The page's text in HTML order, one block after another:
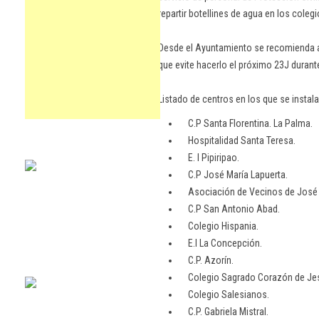
repartir botellines de agua en los
Desde el Ayuntamiento se
que evite hacerlo el próximo 23J
Listado de centros en los que se
C.P Santa Florentina. La Palma.
Hospitalidad Santa Teresa.
E. I Pipiripao.
C.P José María Lapuerta.
Asociación de Vecinos de José
C.P San Antonio Abad.
Colegio Hispania.
E.I La Concepción.
C.P. Azorín.
Colegio Sagrado Corazón de
Colegio Salesianos.
C.P. Gabriela Mistral.